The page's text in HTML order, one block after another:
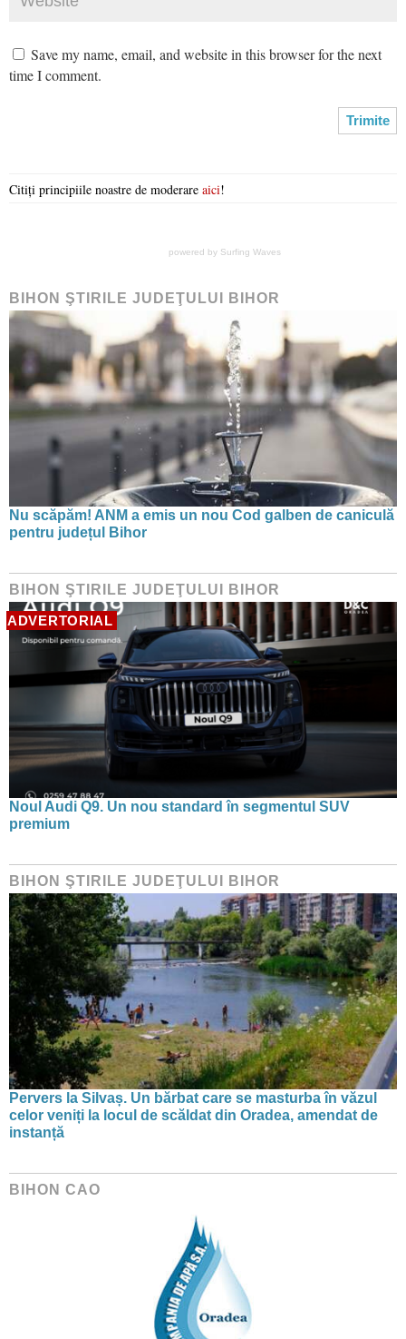
Save my name, email, and website in this browser for the next
time I comment.
Citiți principiile noastre de moderare aici!
powered by Surfing Waves
BIHON ŞTIRILE JUDEŢULUI BIHOR
Nu scăpăm! ANM a emis un nou Cod galben de caniculă
pentru județul Bihor
BIHON ŞTIRILE JUDEŢULUI BIHOR
ADVERTORIAL
Noul Audi Q9. Un nou standard în segmentul SUV
premium
BIHON ŞTIRILE JUDEŢULUI BIHOR
Pervers la Silvaș. Un bărbat care se masturba în văzul
celor veniți la locul de scăldat din Oradea, amendat de
instanță
BIHON CAO